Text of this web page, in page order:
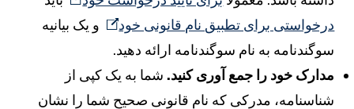
درخواستی برای تطبیق نام قانونی خود
و یک بیانیه
سوگندنامه به نام سوگندنامه ارائه دهید.
مدارک خود را جمع آوری کنید.شما به یک کپی از
شناسنامه، مدرکی که نام قانونی صحیح شما را نشان